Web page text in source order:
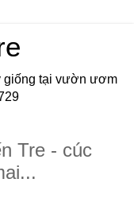
giống tại vườn ươm
Tre - cúc